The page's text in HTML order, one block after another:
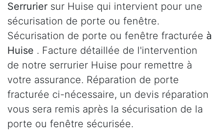
Serrurier sur Huise qui intervient pour une
sécurisation de porte ou fenêtre.
Sécurisation de porte ou fenêtre fracturée à
Huise . Facture détaillée de l'intervention
de notre serrurier Huise pour remettre à
votre assurance. Réparation de porte
fracturée ci-nécessaire, un devis réparation
vous sera remis après la sécurisation de la
porte ou fenêtre sécurisée.